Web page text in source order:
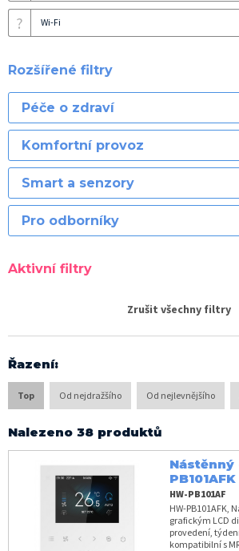
? Wi-Fi
Rozšířené filtry
Péče o zdraví
Komfortní provoz
Smart a senzory
Pro odborníky
Aktivní filtry
Zrušit všechny filtry
Řazení:
Top Od nejdražšího Od nejlevnějšího
Nalezeno 38 produktů
Nástěnný
PB101AFK
HW-PB101AF
HW-PB101AFK,
grafickým LCD
provedení,
kompatibilní s